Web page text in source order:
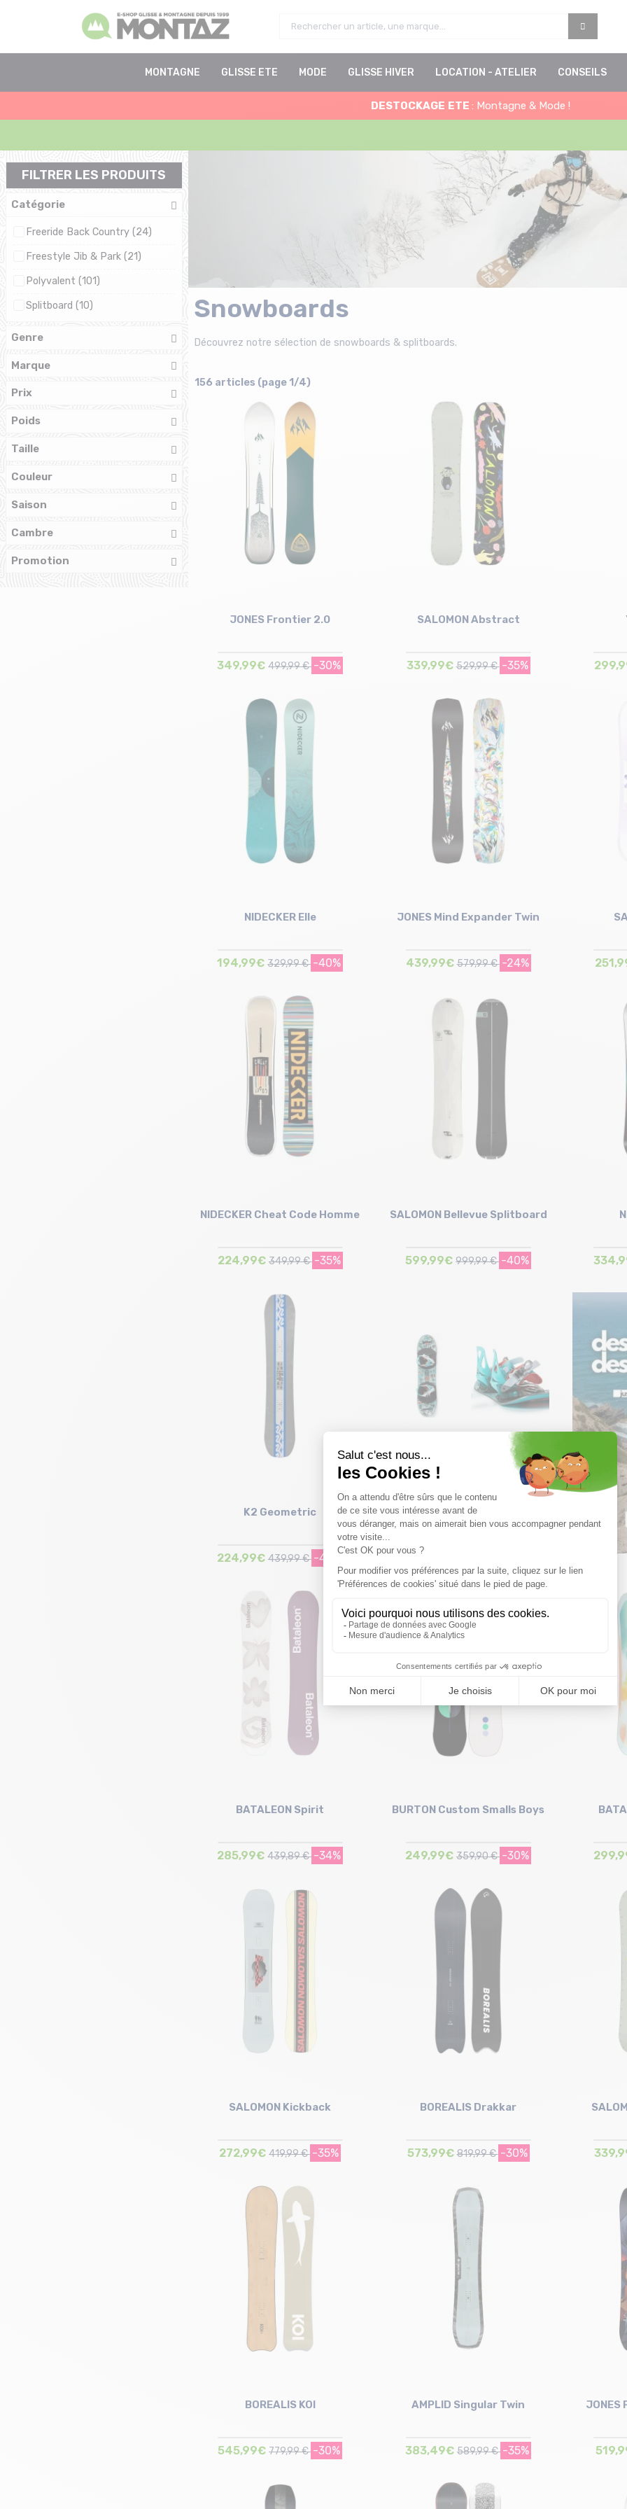
MONTAGNE GLISSE ETE MODE GLISSE HIVER LOCATION - ATELIER CONSEILS
DESTOCKAGE ETE : Montagne & Mode !
FILTRER LES PRODUITS
Catégorie
Freeride Back Country (24)
Freestyle Jib & Park (21)
Polyvalent (101)
Splitboard (10)
Genre
Marque
Prix
Poids
Taille
Couleur
Saison
Cambre
Promotion
Snowboards
Découvrez notre sélection de snowboards & splitboards.
156 articles (page 1/4)
Taille en stock
165
JONES Frontier 2.0
349,99€ 499,99 € -30%
Taille en stock
153 | 155
SALOMON Abstract
339,99€ 529,99 € -35%
Taille en stock
147 | 151
NIDECKER Elle
194,99€ 329,99 € -40%
Taille en stock
158 | 162
JONES Mind Expander Twin
439,99€ 579,99 € -24%
Taille en stock
156
NIDECKER Cheat Code Homme
224,99€ 349,99 € -35%
SALOMON Bellevue Splitboard
599,99€ 999,99 € -40%
Taille en stock
K2 Geometric
224,99€ 439,99 € -48%
Taille en stock
80 | 90
BURTON After School Special
247,91€
Taille en stock
BATALEON Spirit
285,99€ 439,89 € -34%
Taille en stock
BURTON Custom Smalls Boys
249,99€ 359,90 € -30%
Taille en stock
158
SALOMON Kickback
272,99€ 419,99 € -35%
Taille en stock
BOREALIS Drakkar
573,99€ 819,99 € -30%
Taille en stock
BOREALIS KOI
545,99€ 779,99 € -30%
Taille en stock
AMPLID Singular Twin
383,49€ 589,99 € -35%